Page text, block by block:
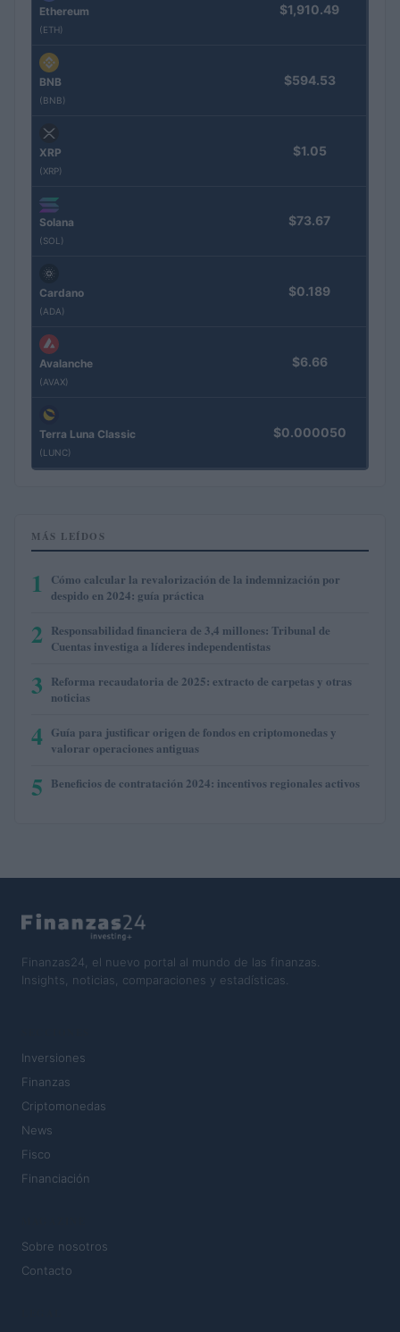
Ethereum
(ETH)
$1,910.49
BNB
(BNB)
$594.53
XRP
(XRP)
$1.05
Solana
(SOL)
$73.67
Cardano
(ADA)
$0.189
Avalanche
(AVAX)
$6.66
Terra Luna Classic
(LUNC)
$0.000050
MÁS LEÍDOS
1
Cómo calcular la revalorización de la indemnización por
despido en 2024: guía práctica
2 Responsabilidad financiera de 3,4 millones: Tribunal de
Cuentas investiga a líderes independentistas
3 Reforma recaudatoria de 2025: extracto de carpetas y otras
noticias
4 Guía para justificar origen de fondos en criptomonedas y
valorar operaciones antiguas
5 Beneficios de contratación 2024: incentivos regionales activos
Finanzas24, el nuevo portal al mundo de las finanzas.
Insights, noticias, comparaciones y estadísticas.
Inversiones
Finanzas
Criptomonedas
News
Fisco
Financiación
Sobre nosotros
Contacto